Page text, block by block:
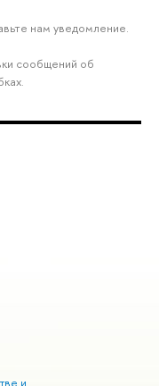
нам уведомление.
сообщений об